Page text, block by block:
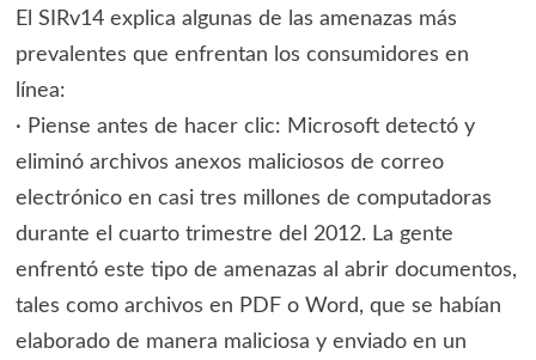
El SIRv14 explica algunas de las amenazas más
prevalentes que enfrentan los consumidores en
línea:
· Piense antes de hacer clic: Microsoft detectó y
eliminó archivos anexos maliciosos de correo
electrónico en casi tres millones de computadoras
durante el cuarto trimestre del 2012. La gente
enfrentó este tipo de amenazas al abrir documentos,
tales como archivos en PDF o Word, que se habían
elaborado de manera maliciosa y enviado en un